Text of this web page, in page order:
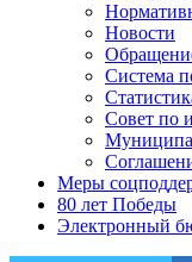
Новости
Система
Совет по
Меры
80 лет Победы
Электронный